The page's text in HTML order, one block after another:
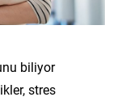
biliyor
stres